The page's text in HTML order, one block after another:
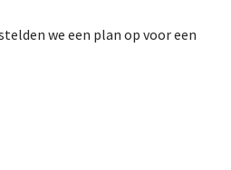
we een plan op voor een